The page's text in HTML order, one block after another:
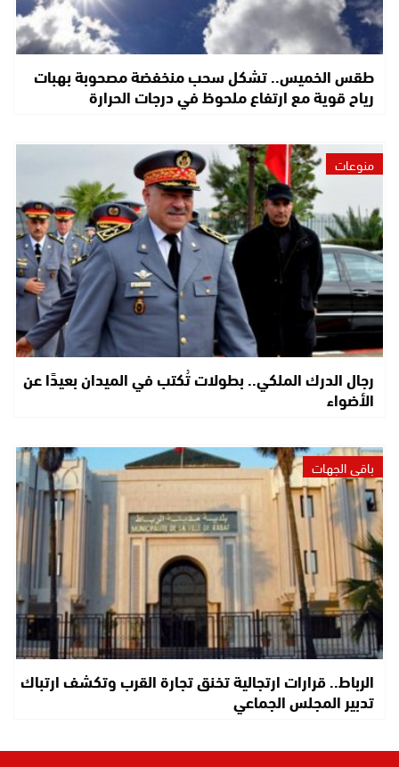
طقس الخميس.. تشكل سحب منخفضة مصحوبة بهبات
رياح قوية مع ارتفاع ملحوظ في درجات الحرارة
منوعات
رجال الدرك الملكي.. بطولات تُكتب في الميدان بعيدًا عن
الأضواء
باقي الجهات
الرباط.. قرارات ارتجالية تخنق تجارة القرب وتكشف ارتباك
تدبير المجلس الجماعي